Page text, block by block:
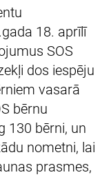
18. aprīlī
SOS
dos iespēju
vasarā
bērnu
130 bērni, un
nometni, lai
prasmes,